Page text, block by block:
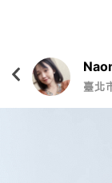
臺北